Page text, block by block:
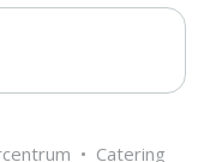
• Catering